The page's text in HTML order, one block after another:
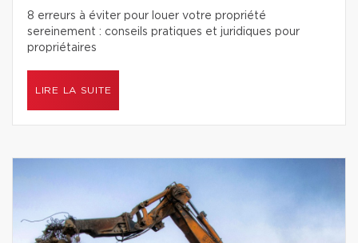
8 erreurs à éviter pour louer votre propriété
sereinement : conseils pratiques et juridiques pour
propriétaires
LIRE LA SUITE